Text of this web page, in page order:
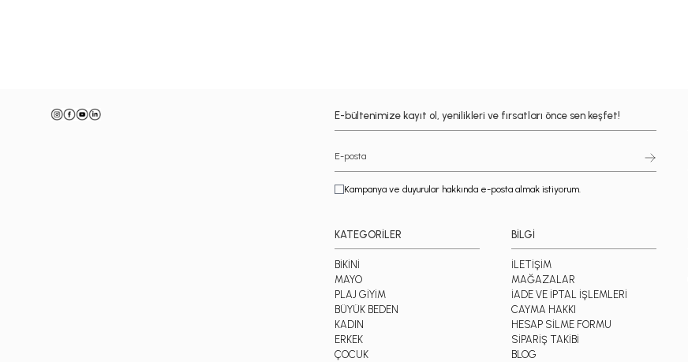
E-bültenimize kayıt ol, yenilikleri ve fırsatları önce sen keşfet!
Kampanya ve duyurular hakkında e-posta almak istiyorum.
KATEGORİLER
BİKİNİ
MAYO
PLAJ GİYİM
BÜYÜK BEDEN
KADIN
ERKEK
ÇOCUK
BİLGİ
İLETİŞİM
MAĞAZALAR
İADE VE İPTAL İŞLEMLERİ
CAYMA HAKKI
HESAP SİLME FORMU
SİPARİŞ TAKİBİ
BLOG